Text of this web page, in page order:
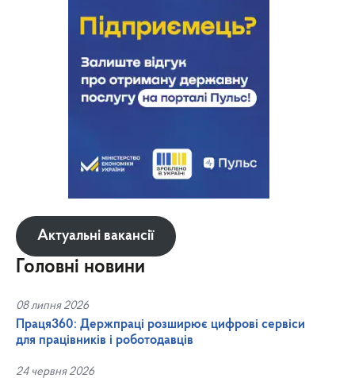
Актуальні вакансії
Головні новини
08 липня 2026
Праця360: Держпраці розширює цифрові сервіси
для працівників і роботодавців
24 червня 2026